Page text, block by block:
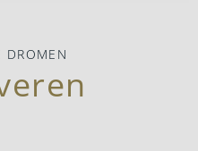
DROMEN